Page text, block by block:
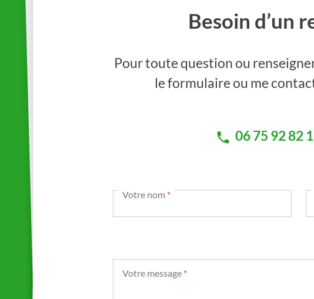
Besoin d’un
Pour toute question ou
le formulaire ou me
06 75 92 82
Votre nom *
Votre message *